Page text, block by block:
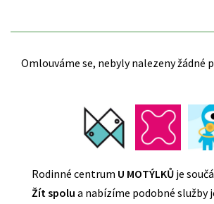
Omlouváme se, nebyly nalezeny žádné
Rodinné centrum U MOTÝLKŮ je
Žít spolu a nabízíme podobné služby